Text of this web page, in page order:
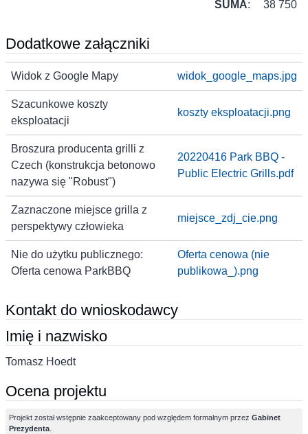
SUMA: 38 750
Dodatkowe załączniki
Widok z Google Mapy widok_google_maps.jpg
Szacunkowe koszty
eksploatacji
koszty eksploatacji.png
Broszura producenta grilli z
Czech (konstrukcja betonowo
nazywa się "Robust")
20220416 Park BBQ -
Public Electric Grills.pdf
Zaznaczone miejsce grilla z
perspektywy człowieka
miejsce_zdj_cie.png
Nie do użytku publicznego:
Oferta cenowa ParkBBQ
Oferta cenowa (nie
publikowa_).png
Kontakt do wnioskodawcy
Imię i nazwisko
Tomasz Hoedt
Ocena projektu
Projekt został wstępnie zaakceptowany pod względem formalnym przez Gabinet
Prezydenta